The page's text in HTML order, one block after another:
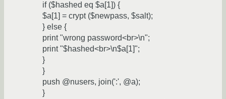
if ($hashed eq $a[1]) {
$a[1] = crypt ($newpass, $salt);
} else {
print "wrong password<br>\n";
print "$hashed<br>\n$a[1]";
}
}
push @nusers, join(':', @a);
}